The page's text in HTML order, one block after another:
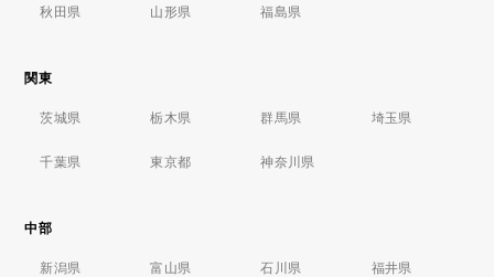
秋田県 山形県 福島県
関東
茨城県 栃木県 群馬県 埼玉県
千葉県 東京都 神奈川県
中部
新潟県 富山県 石川県 福井県